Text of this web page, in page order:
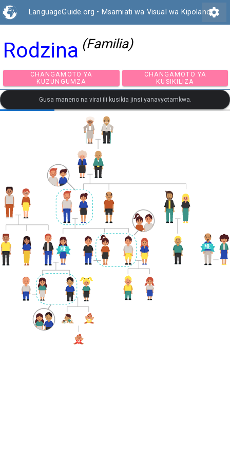
LanguageGuide.org • Msamiati wa Visual wa Kipolandisettings
Rodzina (Familia)
CHANGAMOTO YA
KUZUNGUMZA
CHANGAMOTO
KUSIKILIZA
Gusa maneno na virai ili kusikia jinsi yanavyotamkwa.